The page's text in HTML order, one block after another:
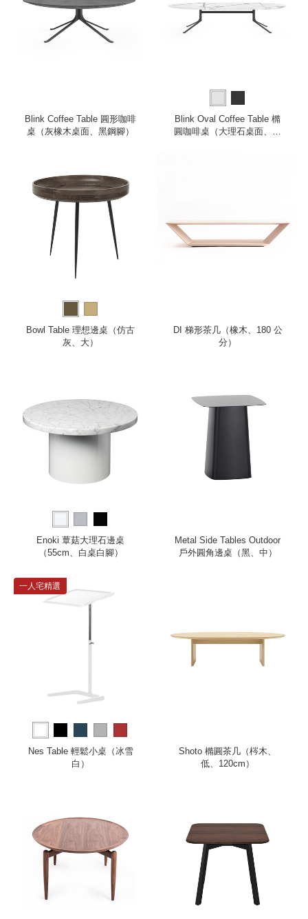
Blink Coffee Table 圓形咖啡
桌（灰橡木桌面、黑鋼腳）
Blink Oval Coffee Table 橢
圓咖啡桌（大理石桌面、黑
Bowl Table 理想邊桌（仿古
灰、大）
DI 梯形茶几（橡木、180 公
分）
Enoki 蕈菇大理石邊桌
（55cm、白桌白腳）
Metal Side Tables Outdoor
戶外圓角邊桌（黑、中）
一人宅精選
Nes Table 輕鬆小桌（冰雪
白）
Shoto 橢圓茶几（梣木、
低、120cm）